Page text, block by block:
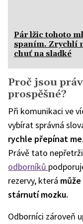
Pár lžic tohoto
spaním. Zrychlí
chuť na sladké
Proč jsou
prospěšné?
Při komunikaci ve
vybírat správná
rychle přepínat
Právě tato
odborníků
rezervy, která
stárnutí mozku.
Odborníci zároveň